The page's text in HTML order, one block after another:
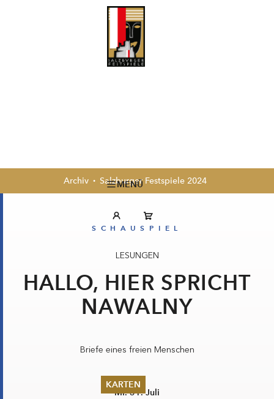
MENÜ
KARTEN
Archiv Salzburger Festspiele 2024
SCHAUSPIEL
LESUNGEN
HALLO, HIER SPRICHT
NAWALNY
Briefe eines freien Menschen
Mi. 31. Juli